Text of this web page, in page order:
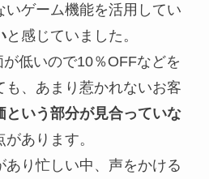
いゲーム機能を活用してい
と感じていました。
低いので10％OFFなどを
も、あまり惹かれないお客
という部分が見合っていな
あります。
あり忙しい中、声をかける